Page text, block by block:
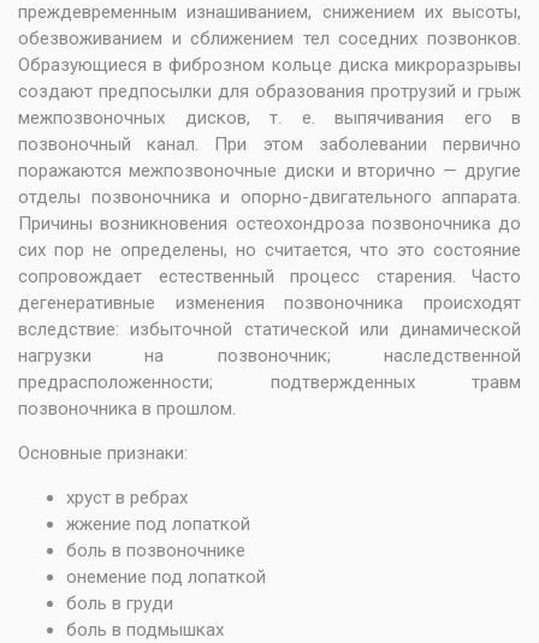
преждевременным изнашиванием, снижением их высоты,
обезвоживанием и сближением тел соседних позвонков.
Образующиеся в фиброзном кольце диска микроразрывы
создают предпосылки для образования протрузий и грыж
межпозвоночных дисков, т. е. выпячивания его в
позвоночный канал. При этом заболевании первично
поражаются межпозвоночные диски и вторично — другие
отделы позвоночника и опорно-двигательного аппарата.
Причины возникновения остеохондроза позвоночника до
сих пор не определены, но считается, что это состояние
сопровождает естественный процесс старения. Часто
дегенеративные изменения позвоночника происходят
вследствие: избыточной статической или динамической
нагрузки на позвоночник; наследственной
предрасположенности; подтвержденных травм
позвоночника в прошлом.
Основные признаки:
хруст в ребрах
жжение под лопаткой
боль в позвоночнике
онемение под лопаткой
боль в груди
боль в подмышках